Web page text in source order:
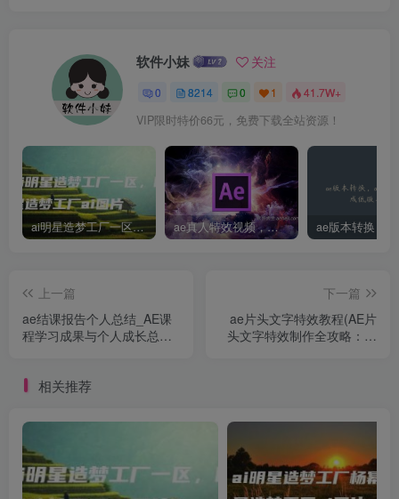
软件小妹 关注
0 8214 0 1 41.7W+
VIP限时特价66元，免费下载全站资源！
ai明星造梦工厂一区，明星造梦工厂ai图片 ae真人特效视频，大学生第一次做ppt怎么做
上一篇
ae结课报告个人总结_AE课
程学习成果与个人成长总结
下一篇
ae片头文字特效教程(AE片
头文字特效制作全攻略：从
相关推荐